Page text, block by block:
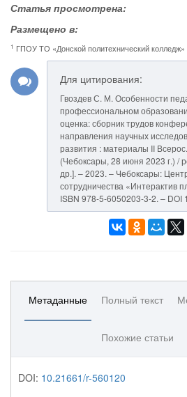
Статья просмотрена:
Размещено в:
1 ГПОУ ТО «Донской политехнический колледж»
Для цитирования:
Гвоздев С. М. Особенности
профессиональном
оценка: сборник трудов
направления научных
развития : материалы II
(Чебоксары, 28 июня 2023 г.) /
др.]. – 2023. – Чебоксары:
сотрудничества «Интерактив
ISBN 978-5-6050203-3-2. – DOI
Метаданные Полный текст
Похожие статьи
DOI: 10.21661/r-560120